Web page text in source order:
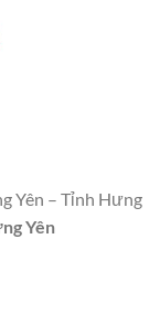
Yên – Tỉnh Hưng
Yên